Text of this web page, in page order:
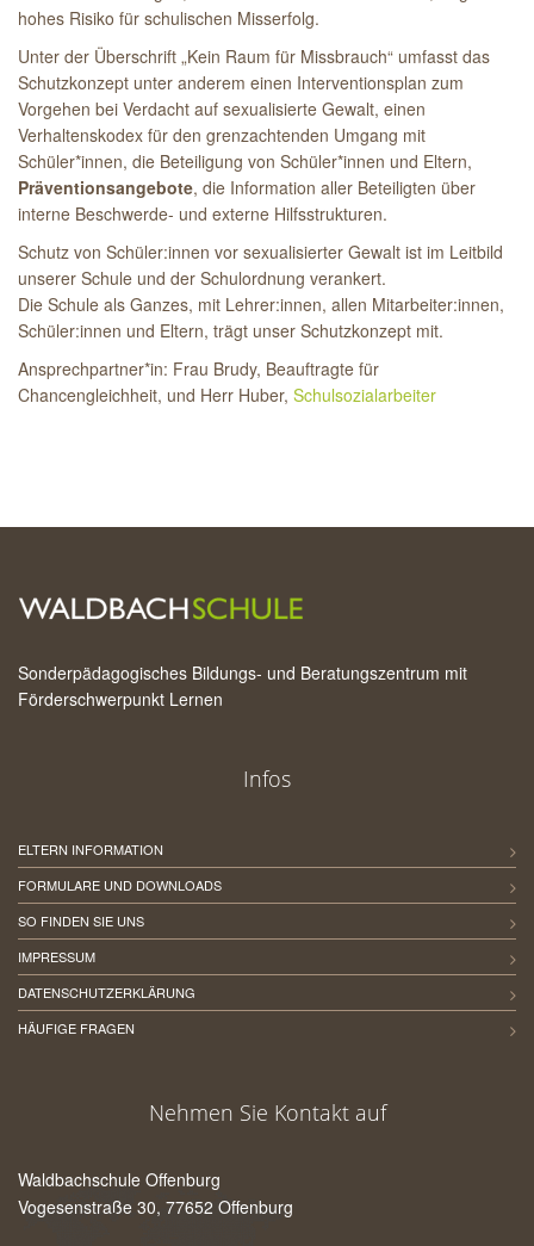
hohes Risiko für schulischen Misserfolg.
Unter der Überschrift „Kein Raum für Missbrauch“ umfasst das
Schutzkonzept unter anderem einen Interventionsplan zum
Vorgehen bei Verdacht auf sexualisierte Gewalt, einen
Verhaltenskodex für den grenzachtenden Umgang mit
Schüler*innen, die Beteiligung von Schüler*innen und Eltern,
Präventionsangebote, die Information aller Beteiligten über
interne Beschwerde- und externe Hilfsstrukturen.
Schutz von Schüler:innen vor sexualisierter Gewalt ist im Leitbild
unserer Schule und der Schulordnung verankert.
Die Schule als Ganzes, mit Lehrer:innen, allen Mitarbeiter:innen,
Schüler:innen und Eltern, trägt unser Schutzkonzept mit.
Ansprechpartner*in: Frau Brudy, Beauftragte für
Chancengleichheit, und Herr Huber, Schulsozialarbeiter
Sonderpädagogisches Bildungs- und Beratungszentrum mit
Förderschwerpunkt Lernen
Infos
ELTERN INFORMATION
FORMULARE UND DOWNLOADS
SO FINDEN SIE UNS
IMPRESSUM
DATENSCHUTZERKLÄRUNG
HÄUFIGE FRAGEN
Nehmen Sie Kontakt auf
Waldbachschule Offenburg
Vogesenstraße 30, 77652 Offenburg